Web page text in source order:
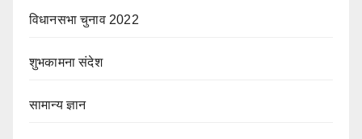
विधानसभा चुनाव 2022
शुभकामना संदेश
सामान्य ज्ञान